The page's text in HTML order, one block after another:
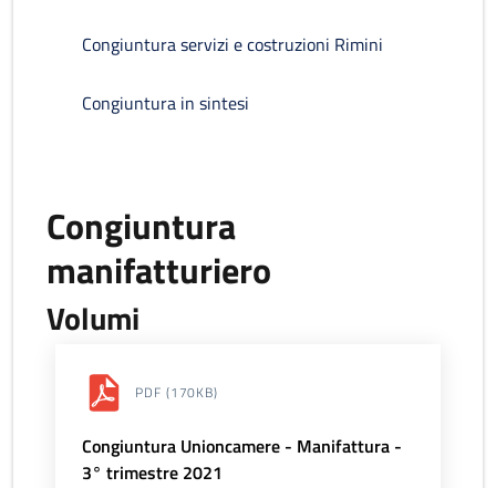
Congiuntura servizi e costruzioni Rimini
Congiuntura in sintesi
Congiuntura
manifatturiero
Volumi
PDF (170KB)
Congiuntura Unioncamere - Manifattura -
3° trimestre 2021